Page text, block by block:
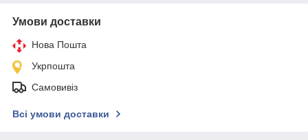
Умови доставки
Нова Пошта
Укрпошта
Самовивіз
Всі умови доставки